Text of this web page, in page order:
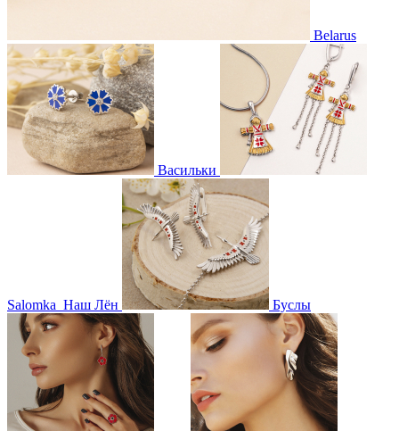
Belarus
Васильки
Salomka Наш Лён Буслы